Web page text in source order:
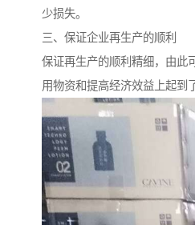
少损失。
三、保证企业再生产的顺利
保证再生产的顺利精细，由此
用物资和提高经济效益上起到